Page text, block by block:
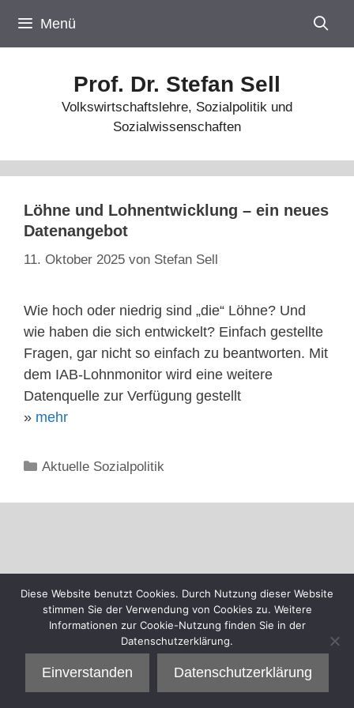
Inhalt
springen
Menü
Prof. Dr. Stefan Sell
Volkswirtschaftslehre, Sozialpolitik und
Sozialwissenschaften
Löhne und Lohnentwicklung – ein neues
Datenangebot
11. Oktober 2025 von Stefan Sell
Wie hoch oder niedrig sind „die“ Löhne? Und
wie haben die sich entwickelt? Einfach gestellte
Fragen, gar nicht so einfach zu beantworten. Mit
dem IAB-Lohnmonitor wird eine weitere
Datenquelle zur Verfügung gestellt
» mehr
Kategorien
Aktuelle Sozialpolitik
Diese Website benutzt Cookies. Durch Nutzung dieser Website
stimmen Sie der Verwendung von Cookies zu. Weitere
Informationen zur Cookie-Nutzung finden Sie in der
Datenschutzerklärung.
Einverstanden Datenschutzerklärung